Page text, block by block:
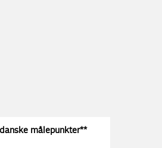
målepunkter**